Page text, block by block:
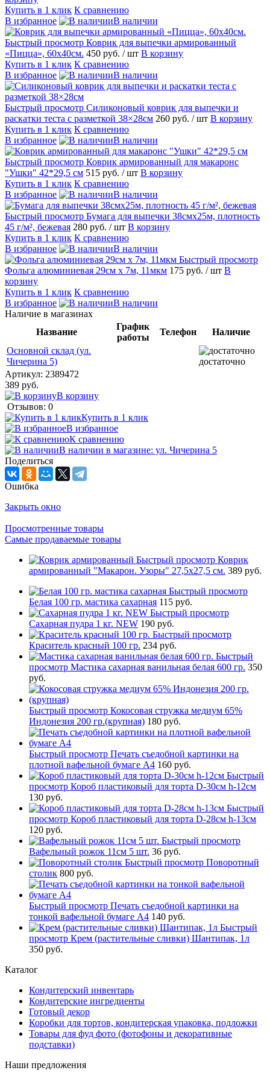
Купить в 1 клик К сравнению
В избранное
В наличии
Быстрый просмотр Коврик для выпечки армированный
«Пицца», 60х40см. 450 руб. / шт В корзину
Купить в 1 клик К сравнению
В избранное
В наличии
Быстрый просмотр Силиконовый коврик для выпечки и
раскатки теста с разметкой 38×28см 260 руб. / шт В корзину
Купить в 1 клик К сравнению
В избранное
В наличии
Быстрый просмотр Коврик армированный для макаронс
"Ушки" 42*29,5 см 515 руб. / шт В корзину
Купить в 1 клик К сравнению
В избранное
В наличии
Быстрый просмотр Бумага для выпечки 38смх25м, плотность
45 г/м², бежевая 280 руб. / шт В корзину
Купить в 1 клик К сравнению
В избранное
В наличии
Быстрый просмотр
Фольга алюминиевая 29см х 7м, 11мкм 175 руб. / шт В
корзину
Купить в 1 клик К сравнению
В избранное
В наличии
Наличие в магазинах
Название
График
работы
Телефон
Наличие
Основной склад (ул.
Чичерина 5)
достаточно
Артикул: 2389472
389 руб.
В корзину
Отзывов: 0
Купить в 1 клик
В избранное
К сравнению
В наличии в магазине: ул. Чичерина 5
Поделиться
Ошибка
Закрыть окно
Просмотренные товары
Самые продаваемые товары
Быстрый просмотр Коврик
армированный "Макарон. Узоры" 27,5х27,5 см. 389 руб.
Быстрый просмотр
Белая 100 гр. мастика сахарная 115 руб.
Быстрый просмотр
Сахарная пудра 1 кг. NEW 190 руб.
Быстрый просмотр
Краситель красный 100 гр. 234 руб.
Быстрый
просмотр Мастика сахарная ванильная белая 600 гр. 350
руб.
Быстрый просмотр Кокосовая стружка медиум 65%
Индонезия 200 гр.(крупная) 180 руб.
Быстрый просмотр Печать съедобной картинки на
плотной вафельной бумаге А4 160 руб.
Быстрый
просмотр Короб пластиковый для торта D-30см h-12см
130 руб.
Быстрый
просмотр Короб пластиковый для торта D-28см h-13см
120 руб.
Быстрый просмотр
Вафельный рожок 11см 5 шт. 36 руб.
Быстрый просмотр Поворотный
столик 800 руб.
Быстрый просмотр Печать съедобной картинки на
тонкой вафельной бумаге А4 140 руб.
Быстрый
просмотр Крем (растительные сливки) Шантипак, 1л
350 руб.
Каталог
Кондитерский инвентарь
Кондитерские ингредиенты
Готовый декор
Коробки для тортов, кондитерская упаковка, подложки
Товары для фуд фото (фотофоны и декоративные
подставки)
Наши предложения